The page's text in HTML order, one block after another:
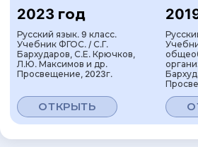
2023 год
Русский язык. 9 класс.
Учебник ФГОС. / С.Г.
Бархударов, С.Е. Крючков,
Л.Ю. Максимов и др.
Просвещение, 2023г.
ОТКРЫТЬ